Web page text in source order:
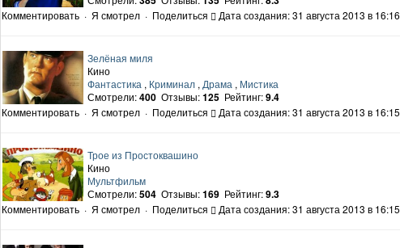
Комментировать · Я смотрел · Поделиться Дата создания: 31 августа 2013 в 16:16
Зелёная миля
Кино
Фантастика , Криминал , Драма , Мистика
Смотрели:400 Отзывы:125 Рейтинг:9.4
Комментировать · Я смотрел · Поделиться Дата создания: 31 августа 2013 в 16:15
Трое из Простоквашино
Кино
Мультфильм
Смотрели:504 Отзывы:169 Рейтинг:9.3
Комментировать · Я смотрел · Поделиться Дата создания: 31 августа 2013 в 16:15